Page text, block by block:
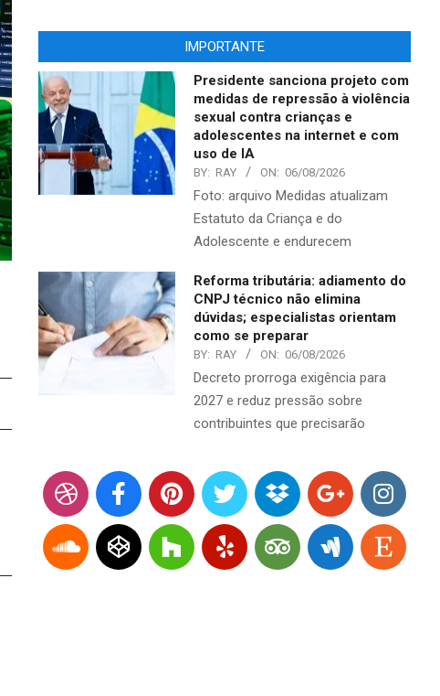
IMPORTANTE
Presidente sanciona projeto com
medidas de repressão à violência
sexual contra crianças e
adolescentes na internet e com
uso de IA
BY: RAY ON: 06/08/2026
Foto: arquivo Medidas atualizam
Estatuto da Criança e do
Adolescente e endurecem
Reforma tributária: adiamento do
CNPJ técnico não elimina
dúvidas; especialistas orientam
como se preparar
BY: RAY ON: 06/08/2026
Decreto prorroga exigência para
2027 e reduz pressão sobre
contribuintes que precisarão